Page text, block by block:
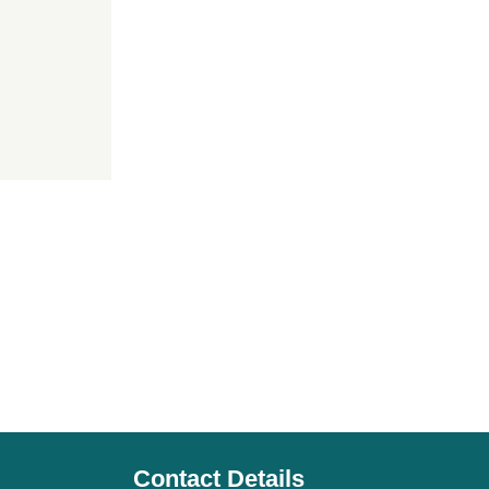
Contact Details